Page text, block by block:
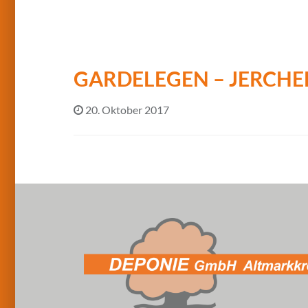
GARDELEGEN –
20. Oktober 2017